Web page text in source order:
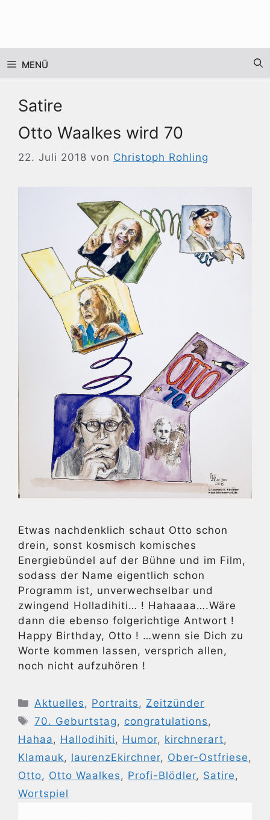
MENÜ
Satire
Otto Waalkes wird 70
22. Juli 2018 von Christoph Rohling
Etwas nachdenklich schaut Otto schon
drein, sonst kosmisch komisches
Energiebündel auf der Bühne und im Film,
sodass der Name eigentlich schon
Programm ist, unverwechselbar und
zwingend Holladihiti… ! Hahaaaa….Wäre
dann die ebenso folgerichtige Antwort !
Happy Birthday, Otto ! …wenn sie Dich zu
Worte kommen lassen, versprich allen,
noch nicht aufzuhören !
Kategorien
Aktuelles , Portraits , Zeitzünder
Schlagwörter
70. Geburtstag , congratulations ,
Hahaa , Hallodihiti , Humor, kirchnerart,
Klamauk, laurenzEkirchner, Ober-Ostfriese ,
Otto, Otto Waalkes , Profi-Blödler, Satire ,
Wortspiel